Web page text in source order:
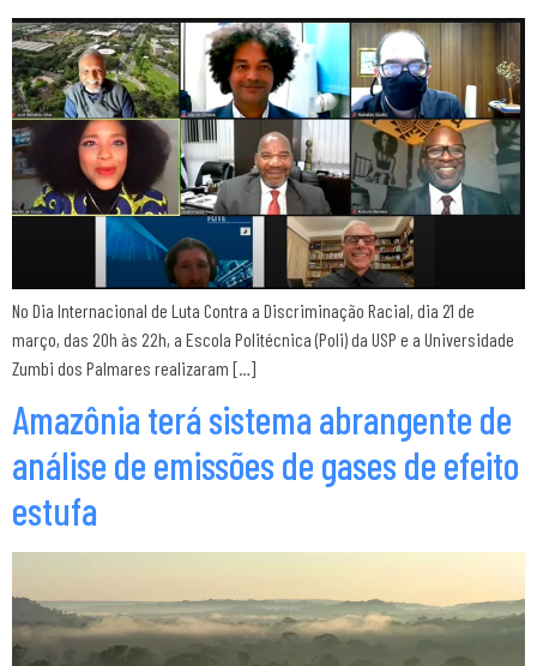
No Dia Internacional de Luta Contra a Discriminação Racial, dia 21 de
março, das 20h às 22h, a Escola Politécnica (Poli) da USP e a Universidade
Zumbi dos Palmares realizaram […]
Amazônia terá sistema abrangente de
análise de emissões de gases de efeito
estufa